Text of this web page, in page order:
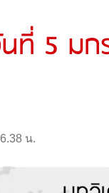
นที่ 5 ม
น.